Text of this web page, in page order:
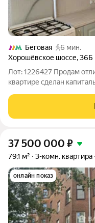
Беговая
6 мин.
Хорошёвское шоссе,36Б
Лот: 1226427 Продам
квартире сделан
бытовой техникой.Один
лет. ПОКАЗ ОПЕРАТИВНО!
37 500 000 ₽
79,1 м² 3-комн. квартира
онлайн показ